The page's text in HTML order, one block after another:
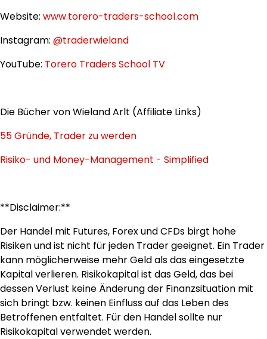
Website: www.torero-traders-school.com
Instagram: @traderwieland
YouTube: Torero Traders School TV
Die Bücher von Wieland Arlt (Affiliate Links)
55 Gründe, Trader zu werden
Risiko- und Money-Management - Simplified
**Disclaimer:**
Der Handel mit Futures, Forex und CFDs birgt hohe
Risiken und ist nicht für jeden Trader geeignet. Ein Trader
kann möglicherweise mehr Geld als das eingesetzte
Kapital verlieren. Risikokapital ist das Geld, das bei
dessen Verlust keine Änderung der Finanzsituation mit
sich bringt bzw. keinen Einfluss auf das Leben des
Betroffenen entfaltet. Für den Handel sollte nur
Risikokapital verwendet werden.